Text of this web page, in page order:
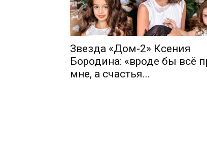
Звезда «Дом-2» Ксения
Бородина: «вроде бы всё
мне, а счастья...